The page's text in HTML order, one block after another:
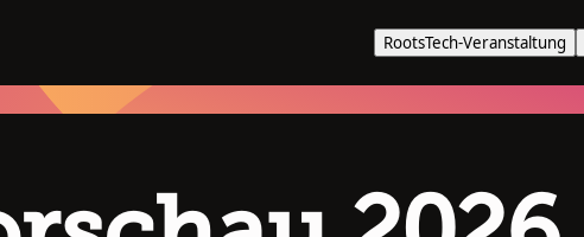
RootsTech-Veranstaltung